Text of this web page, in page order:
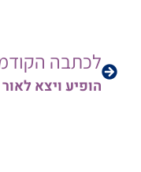
לכתבה